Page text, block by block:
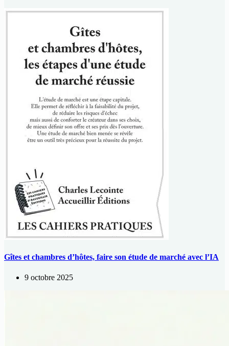
Gîtes et chambres d’hôtes, faire son étude de marché avec l’IA
9 octobre 2025